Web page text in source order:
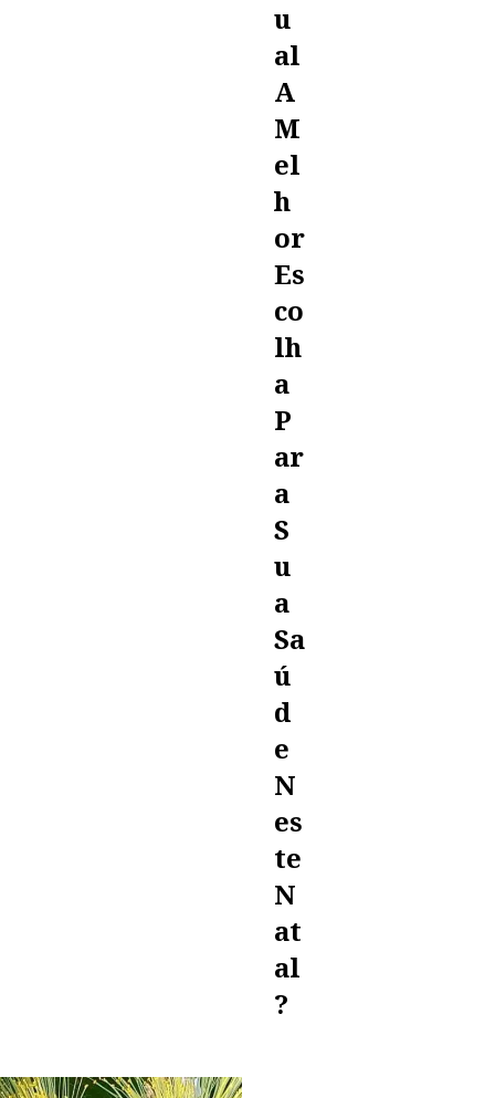
U
Al
A
M
El
H
Or
Es
Co
Lh
A
P
Ar
A
S
U
A
Sa
Ú
D
E
N
Es
Te
N
At
Al
?